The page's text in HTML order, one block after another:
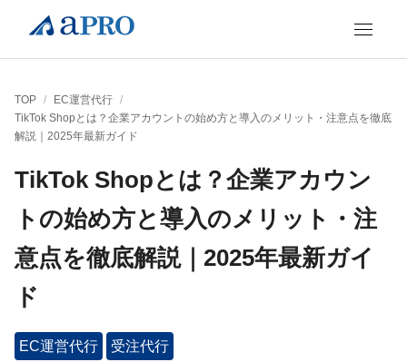
TOP / EC運営代行 /
TikTok Shopとは？企業アカウントの始め方と導入のメリット・注意点を徹底
解説｜2025年最新ガイド
TikTok Shopとは？企業アカウン
トの始め方と導入のメリット・注
意点を徹底解説｜2025年最新ガイ
ド
EC運営代行
受注代行